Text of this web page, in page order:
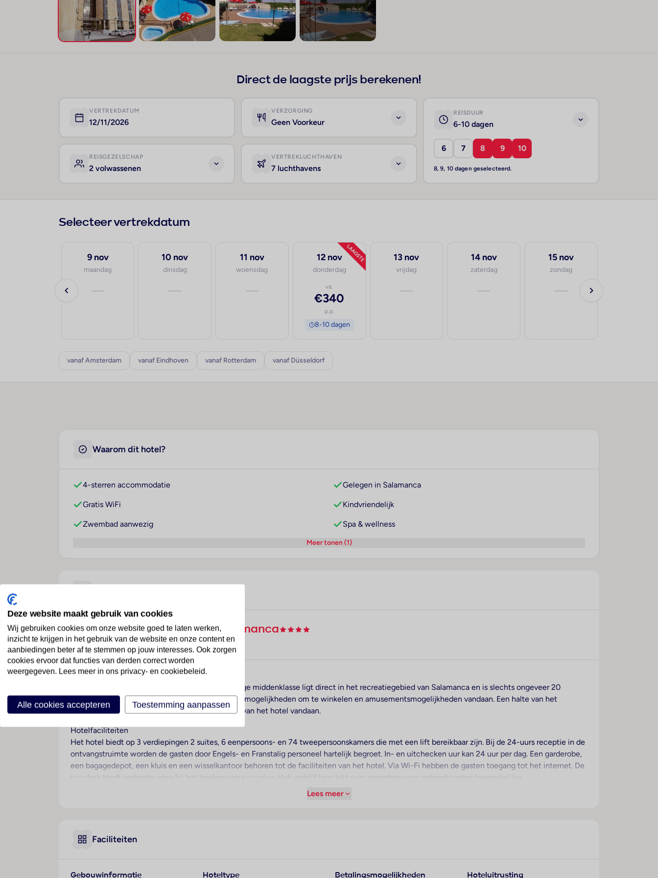
Direct de laagste prijs berekenen!
VERTREKDATUM
12/11/2026
VERZORGING
Geen Voorkeur
REISDUUR
6-10 dagen
6 7 8 9 10
8, 9, 10 dagen geselecteerd.
REISGEZELSCHAP
2 volwassenen
VERTREKLUCHTHAVEN
7 luchthavens
Selecteer vertrekdatum
9 nov
maandag
—
10 nov
dinsdag
—
11 nov
woensdag
—
LAAGSTE
12 nov
donderdag
va.
€340
p.p.
8-10 dagen
13 nov
vrijdag
—
14 nov
zaterdag
—
15 nov
zondag
—
vanaf Amsterdam vanaf Eindhoven vanaf Rotterdam vanaf Düsseldorf
Waarom dit hotel?
4-sterren accommodatie Gelegen in Salamanca
Gratis WiFi Kindvriendelijk
Zwembad aanwezig Spa & wellness
Meer tonen (1)
IBB Hotel Recoletos Coco Salamanca
Spanje· Castilië En León · Salamanca
Ligging
Dit attractieve hotel behorend tot de hoogwaardige middenklasse ligt direct in het recreatiegebied van Salamanca en is slechts ongeveer 20
minuten lopen van het stadscentrum, met tal van mogelijkheden om te winkelen en amusementsmogelijkheden vandaan. Een halte van het
openbaar vervoer ligt op slechts ongeveer 100 m van het hotel vandaan.
Hotelfaciliteiten
Het hotel biedt op 3 verdiepingen 2 suites, 6 eenpersoons- en 74 tweepersoonskamers die met een lift bereikbaar zijn. Bij de 24-uurs receptie in de
ontvangstruimte worden de gasten door Engels- en Franstalig personeel hartelijk begroet. In- en uitchecken uur kan 24 uur per dag. Een garderobe,
een bagagedepot, een kluis en een wisselkantoor behoren tot de faciliteiten van het hotel. Via Wi-Fi hebben de gasten toegang tot het internet. De
tourdesk biedt ondersteuning bij het boeken van excursies. Het verblijf beschikt over meerdere voor gehandicapten toegankelijke
vrijetijdsbestedingen. Rolstoelvriendelijke faciliteiten zijn beschikbaar. Er zijn winkels die tot rondneuzen en flaneren uitnodigen. Op het terrein van
kamerservice, een wasservice en een muntwasserette. Om de omgeving te verkennen, biedt de fietZeezichterhuur de noodzakelijke uitrusting. Bij
Lees meer
Faciliteiten
Gebouwinformatie Hoteltype Betalingsmogelijkheden Hoteluitrusting
Deze website maakt gebruik van cookies
Wij gebruiken cookies om onze website goed te laten werken,
inzicht te krijgen in het gebruik van de website en onze content en
aanbiedingen beter af te stemmen op jouw interesses. Ook zorgen
cookies ervoor dat functies van derden correct worden
weergegeven. Lees meer in ons privacy- en cookiebeleid.
Alle cookies accepteren Toestemming aanpassen